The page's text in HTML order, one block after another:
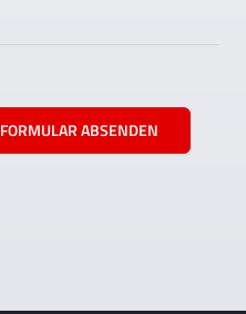
FORMULAR ABSENDEN